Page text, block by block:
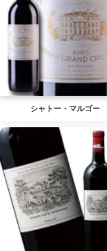
シャトー・マルゴー